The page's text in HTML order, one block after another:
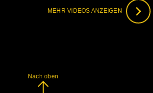
MEHR VIDEOS ANZEIGEN
Nach oben